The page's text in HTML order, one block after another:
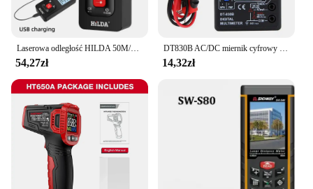
Laserowa odległość HILDA 50M/100M/120M Dalmierz Profesjonalny miernik Laser Range Finder Narzędzie testowe
54,27zł
DT830B AC/DC miernik cyfrowy multimetr prądu LCD 750/1000V woltomierz amperomierz miernik rezystancji wysokie bezpieczeństwo ręczny miernik cyfrowy multimetr
14,32zł